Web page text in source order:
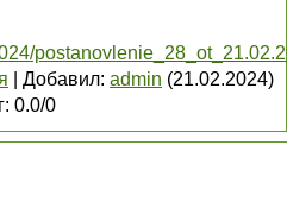
Добавил: admin (21.02.2024)
: 0.0/0